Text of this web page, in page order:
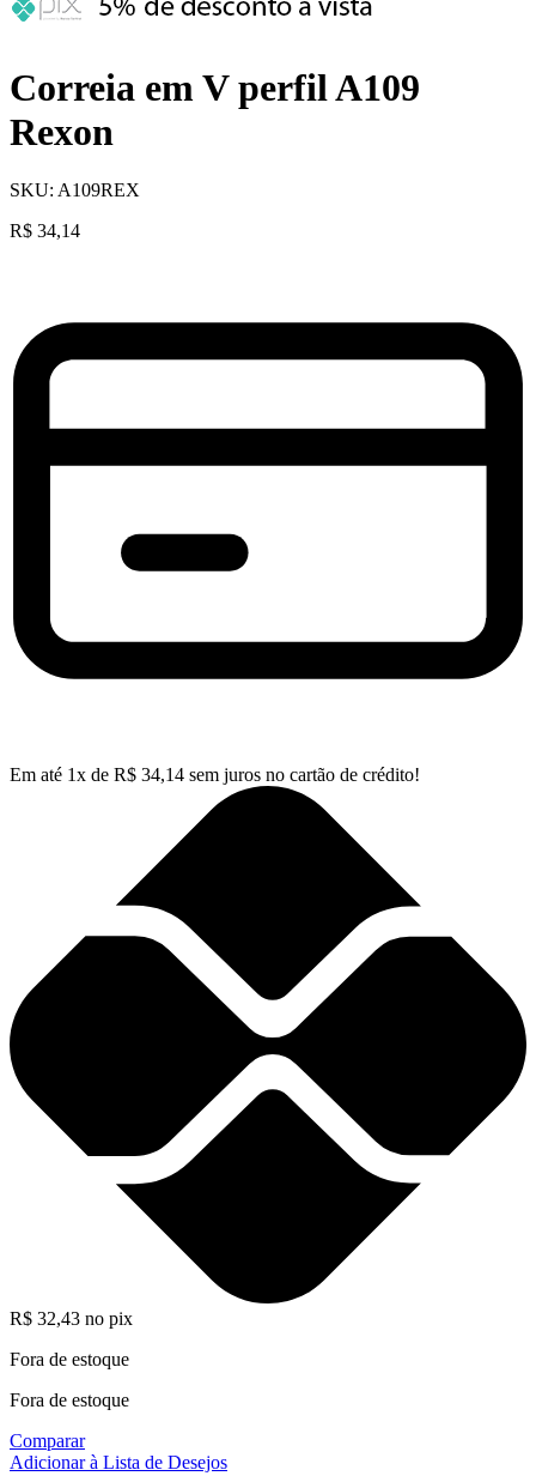
Correia em V perfil A109
Rexon
SKU: A109REX
R$ 34,14
Em até 1x de R$ 34,14 sem juros no cartão de crédito!
R$ 32,43 no pix
Fora de estoque
Fora de estoque
Comparar
Adicionar à Lista de Desejos